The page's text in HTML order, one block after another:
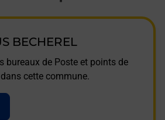
BECHEREL
bureaux de Poste et points de
cette commune.